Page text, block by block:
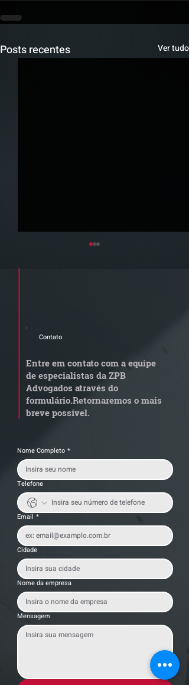
Posts recentes Ver tudo
Quem arremata imóvel
dívida condominial
anterior?
Contato
Entre em contato com a equipe
de especialistas da ZPB
Advogados através do
formulário.Retornaremos o mais
breve possível.
Nome Completo *
Telefone
Email *
Cidade
Nome da empresa
Mensagem